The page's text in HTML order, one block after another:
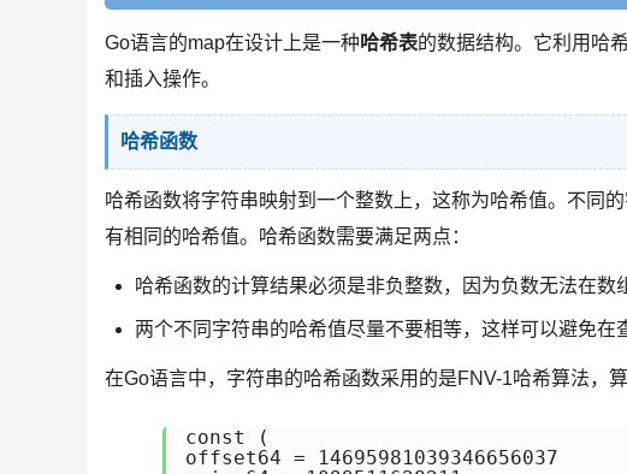
Go语言的map在设计上是一种哈希表的数据结构。它利用哈
和插入操作。
哈希函数
哈希函数将字符串映射到一个整数上，这称为哈希值。不同
有相同的哈希值。哈希函数需要满足两点：
哈希函数的计算结果必须是非负整数，因为负数无法在数
两个不同字符串的哈希值尽量不要相等，这样可以避免在
在Go语言中，字符串的哈希函数采用的是FNV-1哈希算法，算
const (
offset64 = 14695981039346656037